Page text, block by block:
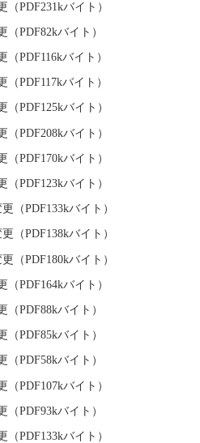
（PDF231kバイト）
（PDF82kバイト）
（PDF116kバイト）
（PDF117kバイト）
（PDF125kバイト）
（PDF208kバイト）
（PDF170kバイト）
（PDF123kバイト）
（PDF133kバイト）
（PDF138kバイト）
（PDF180kバイト）
（PDF164kバイト）
（PDF88kバイト）
（PDF85kバイト）
（PDF58kバイト）
（PDF107kバイト）
（PDF93kバイト）
（PDF133kバイト）